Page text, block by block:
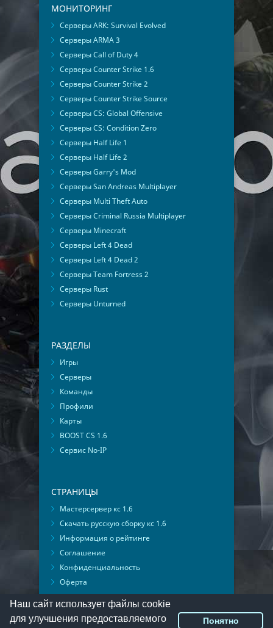
МОНИТОРИНГ
Серверы ARK: Survival Evolved
Серверы ARMA 3
Серверы Call of Duty 4
Серверы Counter Strike 1.6
Серверы Counter Strike 2
Серверы Counter Strike Source
Серверы CS: Global Offensive
Серверы CS: Condition Zero
Серверы Half Life 1
Серверы Half Life 2
Серверы Garry's Mod
Серверы San Andreas Multiplayer
Серверы Multi Theft Auto
Серверы Criminal Russia Multiplayer
Серверы Minecraft
Серверы Left 4 Dead
Серверы Left 4 Dead 2
Серверы Team Fortress 2
Серверы Rust
Серверы Unturned
РАЗДЕЛЫ
Игры
Серверы
Команды
Профили
Карты
BOOST CS 1.6
Сервис No-IP
СТРАНИЦЫ
Мастерсервер кс 1.6
Скачать русскую сборку кс 1.6
Информация о рейтинге
Соглашение
Конфиденциальность
Оферта
Мониторинг ВКонтакте
Наш сайт использует файлы cookie
для улучшения предоставляемого
Понятно